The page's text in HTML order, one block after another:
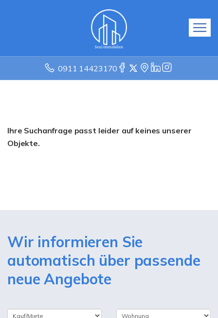
0911 14423170
Ihre Suchanfrage passt leider auf keines unserer
Objekte.
Wir informieren Sie
automatisch über passende
neue Angebote